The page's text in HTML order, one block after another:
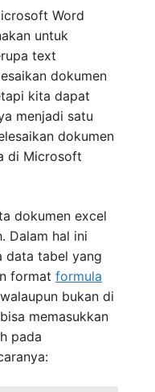
Word
untuk
text
dokumen
kita dapat
menjadi satu
dokumen
di Microsoft
dokumen excel
Dalam hal ini
data tabel yang
format formula
bukan di
memasukkan
pada